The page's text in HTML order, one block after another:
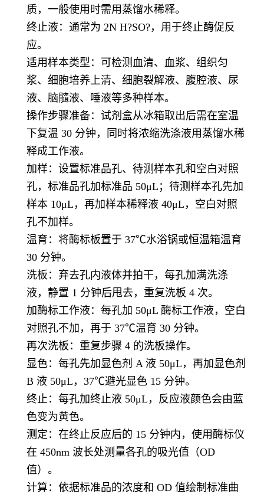
质，一般使用时需用蒸馏水稀释。
终止液：通常为 2N H?SO?，用于终止酶促反
应。
适用样本类型：可检测血清、血浆、组织匀
浆、细胞培养上清、细胞裂解液、腹腔液、尿
液、脑髓液、唾液等多种样本。
操作步骤准备：试剂盒从冰箱取出后需在室温
下复温 30 分钟，同时将浓缩洗涤液用蒸馏水稀
释成工作液。
加样：设置标准品孔、待测样本孔和空白对照
孔，标准品孔加标准品 50μL；待测样本孔先加
样本 10μL，再加样本稀释液 40μL，空白对照
孔不加样。
温育：将酶标板置于 37℃水浴锅或恒温箱温育
30 分钟。
洗板：弃去孔内液体并拍干，每孔加满洗涤
液，静置 1 分钟后甩去，重复洗板 4 次。
加酶标工作液：每孔加 50μL 酶标工作液，空白
对照孔不加，再于 37℃温育 30 分钟。
再次洗板：重复步骤 4 的洗板操作。
显色：每孔先加显色剂 A 液 50μL，再加显色剂
B 液 50μL，37℃避光显色 15 分钟。
终止：每孔加终止液 50μL，反应液颜色会由蓝
色变为黄色。
测定：在终止反应后的 15 分钟内，使用酶标仪
在 450nm 波长处测量各孔的吸光值（OD
值）。
计算：依据标准品的浓度和 OD 值绘制标准曲